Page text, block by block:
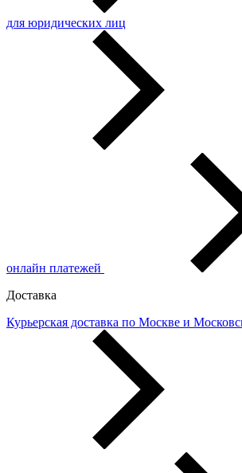
для юридических лиц
онлайн платежей
Доставка
Курьерская доставка по Москве и